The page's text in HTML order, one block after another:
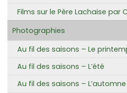
Films sur le Père Lachaise par
Photographies
Au fil des saisons – Le
Au fil des saisons – L’été
Au fil des saisons – L’automne